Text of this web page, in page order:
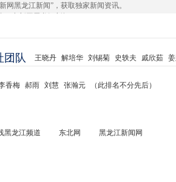
网黑龙江新闻”，获取独家新闻资讯。
中新网黑龙江新闻 。
团队 王晓丹 解培华 刘锡菊 史轶夫 戚欣茹
香梅 郝雨 刘慧 张瀚元 （此排名不分先后）
黑龙江频道 东北网 黑龙江新闻网